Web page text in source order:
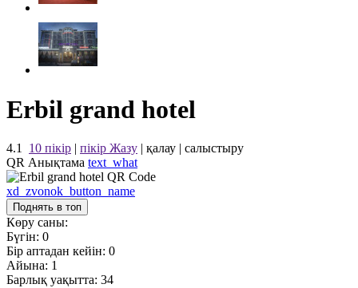
Erbil grand hotel
4.1 10 пікір | пікір Жазу | қалау | салыстыру
QR Анықтама text_what
xd_zvonok_button_name
Поднять в топ
Көру саны:
Бүгін: 0
Бір аптадан кейін: 0
Айына: 1
Барлық уақытта: 34